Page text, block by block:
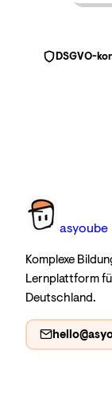
DSGVO-
asyoube
Komplexe
Lernplattform
Deutschland.